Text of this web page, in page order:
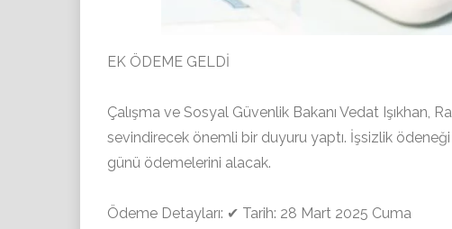
EK ÖDEME GELDİ
Çalışma ve Sosyal Güvenlik Bakanı Vedat Işıkhan,
sevindirecek önemli bir duyuru yaptı. İşsizlik
günü ödemelerini alacak.
Ödeme Detayları: ✔ Tarih: 28 Mart 2025 Cuma